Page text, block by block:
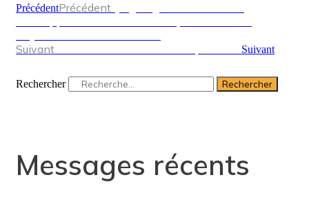
PrécédentPrécédent
Suivant
Suivant
Rechercher Rechercher
Messages récents